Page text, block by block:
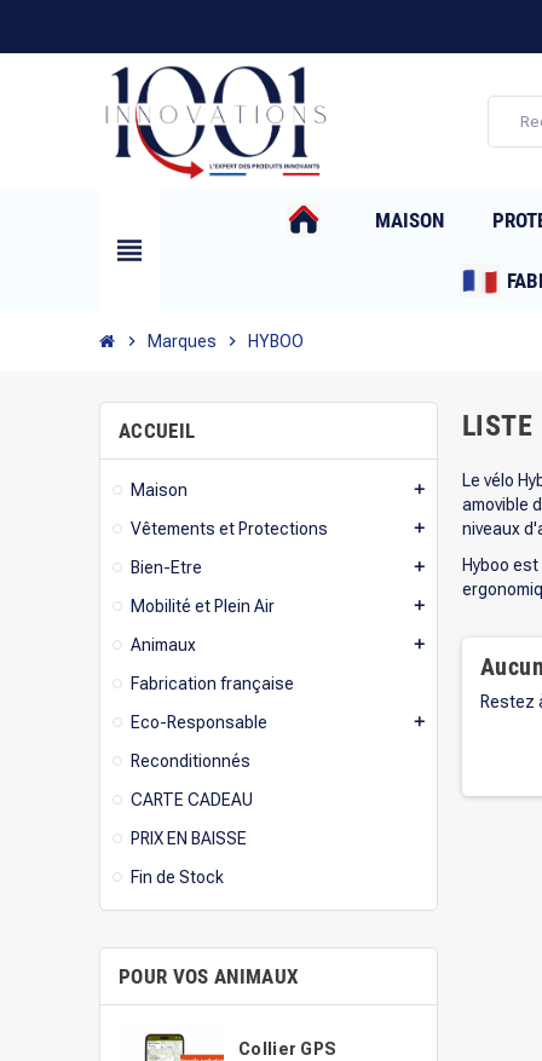
view_headline
MAISON
chevron_right Marques chevron_right HYBOO
ACCUEIL
Maison add
Vêtements et Protections add
Bien-Etre add
Mobilité et Plein Air add
Animaux add
Fabrication française
Eco-Responsable
add
Reconditionnés
CARTE CADEAU
PRIX EN BAISSE
Fin de Stock
POUR VOS ANIMAUX
Collier GPS
LISTE
Le vélo
amovible
niveaux
Hyboo
Restez